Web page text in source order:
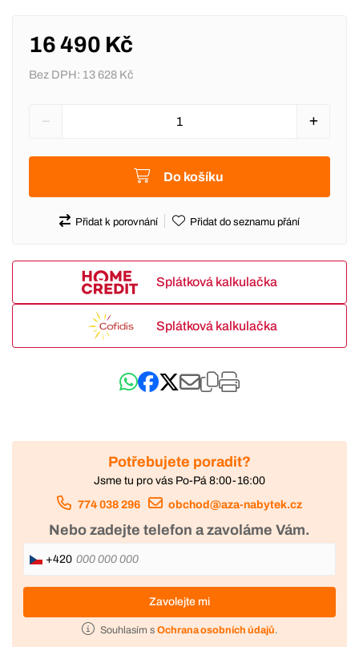
16 490 Kč
Bez DPH: 13 628 Kč
Do košíku
Přidat k porovnání Přidat do seznamu přání
Splátková kalkulačka
Splátková kalkulačka
Potřebujete poradit?
Jsme tu pro vás Po-Pá 8:00-16:00
774 038 296 obchod@aza-nabytek.cz
Nebo zadejte telefon a zavoláme Vám.
+420
Zavolejte mi
Souhlasím s Ochrana osobních údajů.